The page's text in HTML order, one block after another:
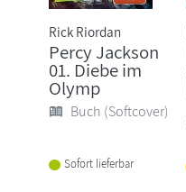
Rick Riordan
Percy Jackson
01. Diebe im
Olymp
Buch (Softcover)
Sofort lieferbar